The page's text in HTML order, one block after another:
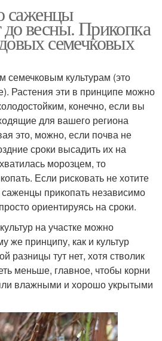
саженцы
весны. Прикопка
семечковых
культурам (это
Растения эти в принципе можно
конечно, если вы
для вашего региона
это, можно, если почва не
сроки высадить их на
морозцем, то
Если рисковать не хотите
прикопать независимо
ориентируясь на сроки.
на участке можно
же принципу, как и культур
разницы тут нет, хотя стволик
меньше, главное, чтобы корни
влажными и хорошо укрытыми